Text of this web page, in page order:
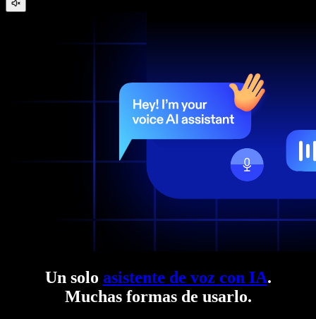
Un solo asistente de voz con IA.
Muchas formas de usarlo.